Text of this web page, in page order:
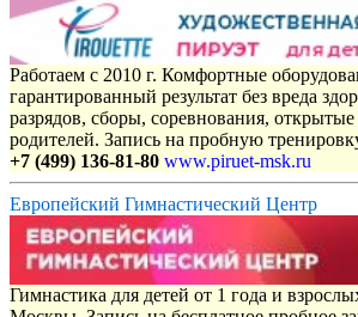
Работаем с 2010 г. Комфортные
гарантированный результат без вреда
разрядов, сборы, соревнования,
родителей. Запись на пробную
+7 (499) 136-81-80 www.piruet-msk.ru
Европейский Гимнастический Центр
Гимнастика для детей от 1 года и